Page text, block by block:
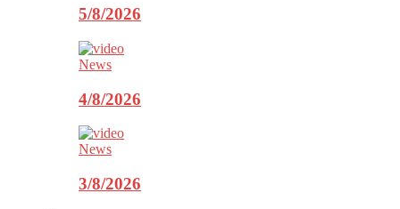
5/8/2026
News
4/8/2026
News
3/8/2026